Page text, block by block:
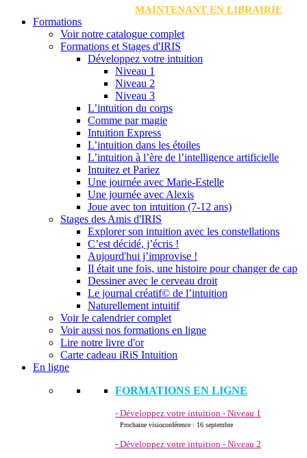
MAINTENANT EN LIBRAIRIE
Formations
Voir notre catalogue complet
Formations et Stages d'IRIS
Développez votre intuition
Niveau 1
Niveau 2
Niveau 3
L’intuition du corps
Comme par magie
Intuition Express
L’intuition dans les étoiles
L’intuition à l’ère de l’intelligence artificielle
Intuitez et Pariez
Une journée avec Marie-Estelle
Une journée avec Alexis
Joue avec ton intuition (7-12 ans)
Stages des Amis d'IRIS
Explorer son intuition avec les constellations
C’est décidé, j’écris !
Aujourd'hui j’improvise !
Il était une fois, une histoire pour changer de cap
Dessiner avec le cerveau droit
Le journal créatif© de l’intuition
Naturellement intuitif
Voir le calendrier complet
Voir aussi nos formations en ligne
Lire notre livre d'or
Carte cadeau iRiS Intuition
En ligne
FORMATIONS EN LIGNE
- Développez votre intuition - Niveau 1
Prochaine visioconférence : 16 septembre
- Développez votre intuition - Niveau 2